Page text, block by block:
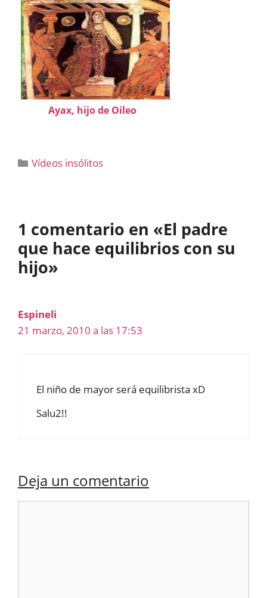
Ayax, hijo de Oileo
Categorías
Vídeos insólitos
1 comentario en «El padre
que hace equilibrios con su
hijo»
Espineli
21 marzo, 2010 a las 17:53
El niño de mayor será equilibrista xD
Salu2!!
Deja un comentario